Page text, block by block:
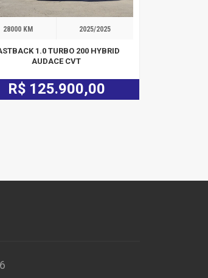
28000 KM 2025/2025
1.0 TURBO 200 HYBRID
AUDACE CVT
R$ 125.900,00